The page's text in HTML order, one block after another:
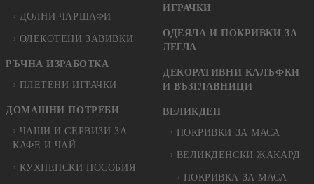
ДОЛНИ ЧАРШАФИ
ОЛЕКОТЕНИ ЗАВИВКИ
РЪЧНА ИЗРАБОТКА
ПЛЕТЕНИ ИГРАЧКИ
ДОМАШНИ ПОТРЕБИ
ЧАШИ И СЕРВИЗИ ЗА
КАФЕ И ЧАЙ
КУХНЕНСКИ ПОСОБИЯ
ИГРАЧКИ
ОДЕЯЛА И ПОКРИВКИ ЗА
ЛЕГЛА
ДЕКОРАТИВНИ КАЛЪФКИ
И ВЪЗГЛАВНИЦИ
ВЕЛИКДЕН
ПОКРИВКИ ЗА МАСА
ВЕЛИКДЕНСКИ ЖАКАРД
ПОКРИВКА ЗА МАСА